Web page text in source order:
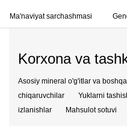
Ma'naviyat sarchashmasi
Korxona va
Asosiy mineral o'g'itlar va
chiqaruvchilar
Yuklarni
izlanishlar
Mahsulot sotuvi